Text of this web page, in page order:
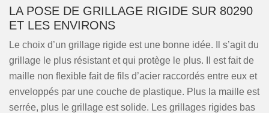
LA POSE DE GRILLAGE RIGIDE SUR 80290
ET LES ENVIRONS
Le choix d’un grillage rigide est une bonne idée. Il s’agit du
grillage le plus résistant et qui protège le plus. Il est fait de
maille non flexible fait de fils d’acier raccordés entre eux et
enveloppés par une couche de plastique. Plus la maille est
serrée, plus le grillage est solide. Les grillages rigides bas